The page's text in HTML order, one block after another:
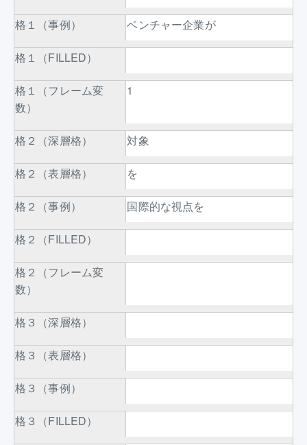
格１（事例） ベンチャー企業が
格１（FILLED）
格１（フレーム変
数）
1
格２（深層格） 対象
格２（表層格） を
格２（事例） 国際的な視点を
格２（FILLED）
格２（フレーム変
数）
格３（深層格）
格３（表層格）
格３（事例）
格３（FILLED）